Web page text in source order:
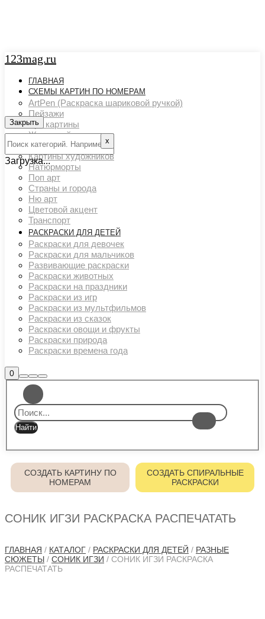
123mag.ru
ГЛАВНАЯ
СХЕМЫ КАРТИН ПО НОМЕРАМ
ArtPen (Раскраска шариковой ручкой)
Пейзажи
Арт картины
Животный мир
Люди
Картины художников
Натюрморты
Поп арт
Страны и города
Ню арт
Цветовой акцент
Транспорт
РАСКРАСКИ ДЛЯ ДЕТЕЙ
Раскраски для девочек
Раскраски для мальчиков
Развивающие раскраски
Раскраски животных
Раскраски на праздники
Раскраски из игр
Раскраски из мультфильмов
Раскраски из сказок
Раскраски овощи и фрукты
Раскраски природа
Раскраски времена года
0Боковая
панель
магазина
Найти
Больше
информации
Главное
меню
СОЗДАТЬ КАРТИНУ ПО
НОМЕРАМ
СОЗДАТЬ СПИРАЛЬНЫЕ
РАСКРАСКИ
СОНИК ИГЗИ РАСКРАСКА РАСПЕЧАТАТЬ
ГЛАВНАЯ / КАТАЛОГ / РАСКРАСКИ ДЛЯ ДЕТЕЙ / РАЗНЫЕ
СЮЖЕТЫ / СОНИК ИГЗИ / СОНИК ИГЗИ РАСКРАСКА
РАСПЕЧАТАТЬ
Закрыть
х
Загрузка...